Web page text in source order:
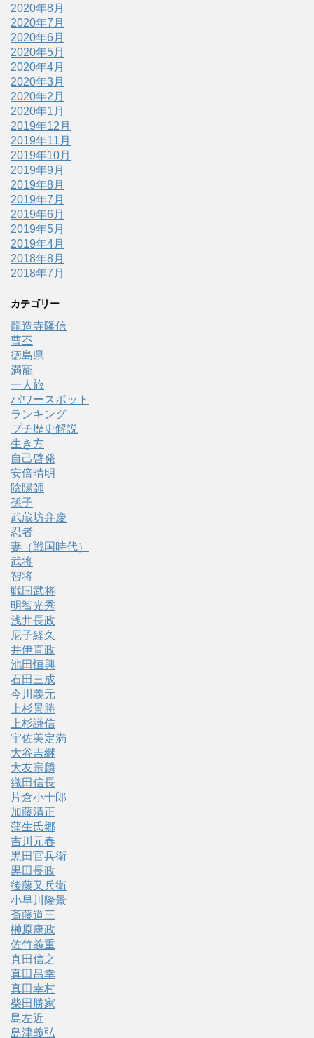
2020年8月
2020年7月
2020年6月
2020年5月
2020年4月
2020年3月
2020年2月
2020年1月
2019年12月
2019年11月
2019年10月
2019年9月
2019年8月
2019年7月
2019年6月
2019年5月
2019年4月
2018年8月
2018年7月
カテゴリー
龍造寺隆信
曹丕
徳島県
満寵
一人旅
パワースポット
ランキング
プチ歴史解説
生き方
自己啓発
安倍晴明
陰陽師
孫子
武蔵坊弁慶
忍者
妻（戦国時代）
武将
智将
戦国武将
明智光秀
浅井長政
尼子経久
井伊直政
池田恒興
石田三成
今川義元
上杉景勝
上杉謙信
宇佐美定満
大谷吉継
大友宗麟
織田信長
片倉小十郎
加藤清正
蒲生氏郷
吉川元春
黒田官兵衛
黒田長政
後藤又兵衛
小早川隆景
斎藤道三
榊原康政
佐竹義重
真田信之
真田昌幸
真田幸村
柴田勝家
島左近
島津義弘